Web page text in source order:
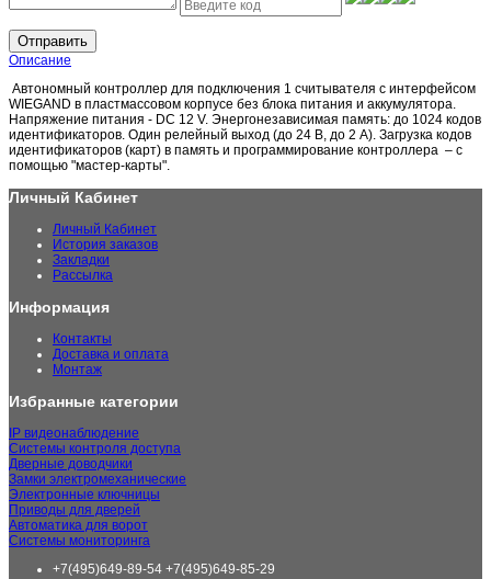
Отправить
Описание
Автономный контроллер для подключения 1 считывателя с интерфейсом
WIEGAND в пластмассовом корпусе без блока питания и аккумулятора.
Напряжение питания - DC 12 V. Энергонезависимая память: до 1024 кодов
идентификаторов. Один релейный выход (до 24 В, до 2 А). Загрузка кодов
идентификаторов (карт) в память и программирование контроллера – с
помощью "мастер-карты".
Личный Кабинет
Личный Кабинет
История заказов
Закладки
Рассылка
Информация
Контакты
Доставка и оплата
Монтаж
Избранные категории
IP видеонаблюдение
Системы контроля доступа
Дверные доводчики
Замки электромеханические
Электронные ключницы
Приводы для дверей
Автоматика для ворот
Системы мониторинга
+7(495)649-89-54 +7(495)649-85-29